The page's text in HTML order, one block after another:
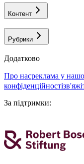
Контент
Рубрики
Додатково
про насреклама у
конфіденційності
За підтримки: